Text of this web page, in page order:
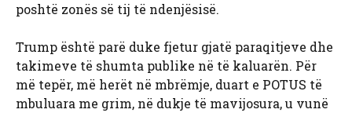
poshtë zonës së tij të ndenjësisë.
Trump është parë duke fjetur gjatë paraqitjeve dhe
takimeve të shumta publike në të kaluarën. Për
më tepër, më herët në mbrëmje, duart e POTUS të
mbuluara me grim, në dukje të mavijosura, u vunë